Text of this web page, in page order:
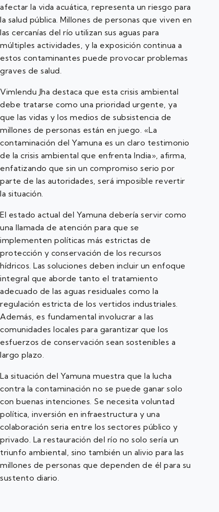
afectar la vida acuática, representa un riesgo para
la salud pública. Millones de personas que viven en
las cercanías del río utilizan sus aguas para
múltiples actividades, y la exposición continua a
estos contaminantes puede provocar problemas
graves de salud.
Vimlendu Jha destaca que esta crisis ambiental
debe tratarse como una prioridad urgente, ya
que las vidas y los medios de subsistencia de
millones de personas están en juego. «La
contaminación del Yamuna es un claro testimonio
de la crisis ambiental que enfrenta India», afirma,
enfatizando que sin un compromiso serio por
parte de las autoridades, será imposible revertir
la situación.
El estado actual del Yamuna debería servir como
una llamada de atención para que se
implementen políticas más estrictas de
protección y conservación de los recursos
hídricos. Las soluciones deben incluir un enfoque
integral que aborde tanto el tratamiento
adecuado de las aguas residuales como la
regulación estricta de los vertidos industriales.
Además, es fundamental involucrar a las
comunidades locales para garantizar que los
esfuerzos de conservación sean sostenibles a
largo plazo.
La situación del Yamuna muestra que la lucha
contra la contaminación no se puede ganar solo
con buenas intenciones. Se necesita voluntad
política, inversión en infraestructura y una
colaboración seria entre los sectores público y
privado. La restauración del río no solo sería un
triunfo ambiental, sino también un alivio para las
millones de personas que dependen de él para su
sustento diario.